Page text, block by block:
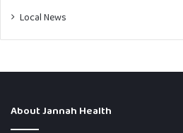
Local News
About Jannah Health